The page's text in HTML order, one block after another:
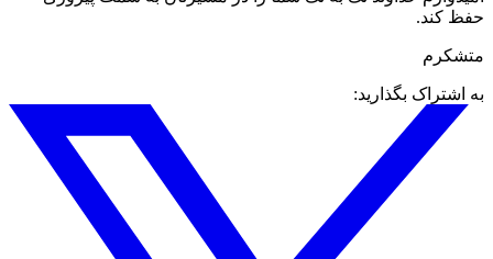
حفظ کند.
متشکرم
به اشتراک بگذارید: